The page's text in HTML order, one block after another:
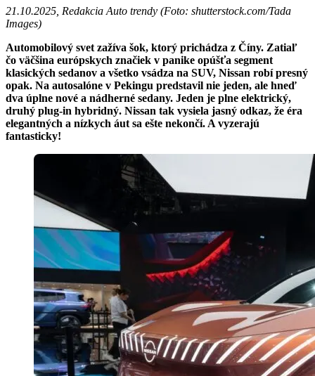
21.10.2025, Redakcia Auto trendy (Foto: shutterstock.com/Tada
Images)
Automobilový svet zažíva šok, ktorý prichádza z Číny. Zatiaľ
čo väčšina európskych značiek v panike opúšťa segment
klasických sedanov a všetko vsádza na SUV, Nissan robí presný
opak. Na autosalóne v Pekingu predstavil nie jeden, ale hneď
dva úplne nové a nádherné sedany. Jeden je plne elektrický,
druhý plug-in hybridný. Nissan tak vysiela jasný odkaz, že éra
elegantných a nízkych áut sa ešte nekončí. A vyzerajú
fantasticky!